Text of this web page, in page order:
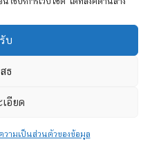
บ
ธ
อียด
วามเป็นส่วนตัวของข้อมูล